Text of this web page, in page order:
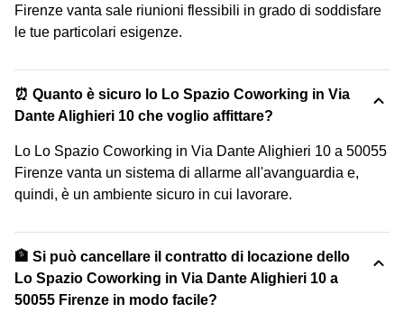
Firenze vanta sale riunioni flessibili in grado di soddisfare
le tue particolari esigenze.
⏰ Quanto è sicuro lo Lo Spazio Coworking in Via
Dante Alighieri 10 che voglio affittare?
Lo Lo Spazio Coworking in Via Dante Alighieri 10 a 50055
Firenze vanta un sistema di allarme all'avanguardia e,
quindi, è un ambiente sicuro in cui lavorare.
🏦 Si può cancellare il contratto di locazione dello
Lo Spazio Coworking in Via Dante Alighieri 10 a
50055 Firenze in modo facile?